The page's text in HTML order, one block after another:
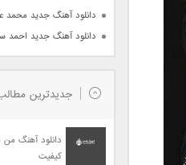
دانلود آهنگ جدید محمد
دانلود آهنگ جدید احمد
جدیدترین
دانلود آهنگ من
کیفیت